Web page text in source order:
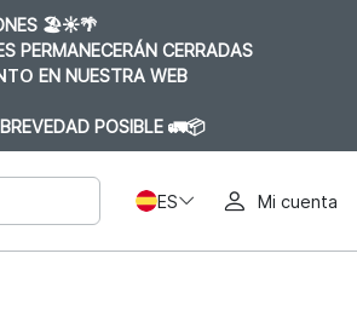
🏖️☀️🌴
PERMANECERÁN CERRADAS
EN NUESTRA WEB
POSIBLE 🚛📦
ES Mi cuenta